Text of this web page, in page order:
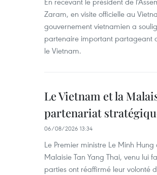
Zaram, en visite officielle au
gouvernement vietnamien a
partenaire important partageant
le Vietnam.
Le Vietnam et la
partenariat
06/08/2026 13:34
Le Premier ministre Le Minh
Malaisie Tan Yang Thai, venu lui
parties ont réaffirmé leur volonté